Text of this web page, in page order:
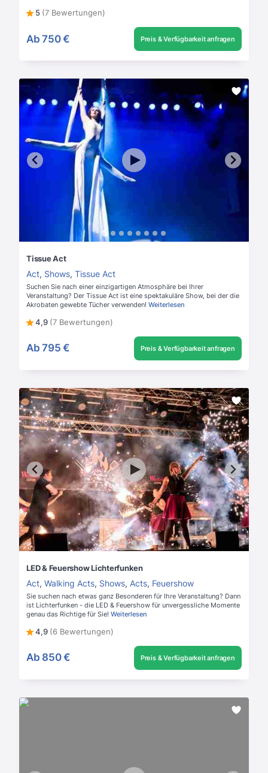
5 (7 Bewertungen)
Ab 750 € Preis & Verfügbarkeit anfragen
Tissue Act
Act, Shows, Tissue Act
Suchen Sie nach einer einzigartigen Atmosphäre bei Ihrer
Veranstaltung? Der Tissue Act ist eine spektakuläre Show, bei der die
Akrobaten gewebte Tücher verwenden! Weiterlesen
4,9 (7 Bewertungen)
Ab 795 € Preis & Verfügbarkeit anfragen
LED & Feuershow Lichterfunken
Act, Walking Acts, Shows, Acts, Feuershow
Sie suchen nach etwas ganz Besonderen für Ihre Veranstaltung? Dann
ist Lichterfunken - die LED & Feuershow für unvergessliche Momente
genau das Richtige für Sie! Weiterlesen
4,9 (6 Bewertungen)
Ab 850 € Preis & Verfügbarkeit anfragen